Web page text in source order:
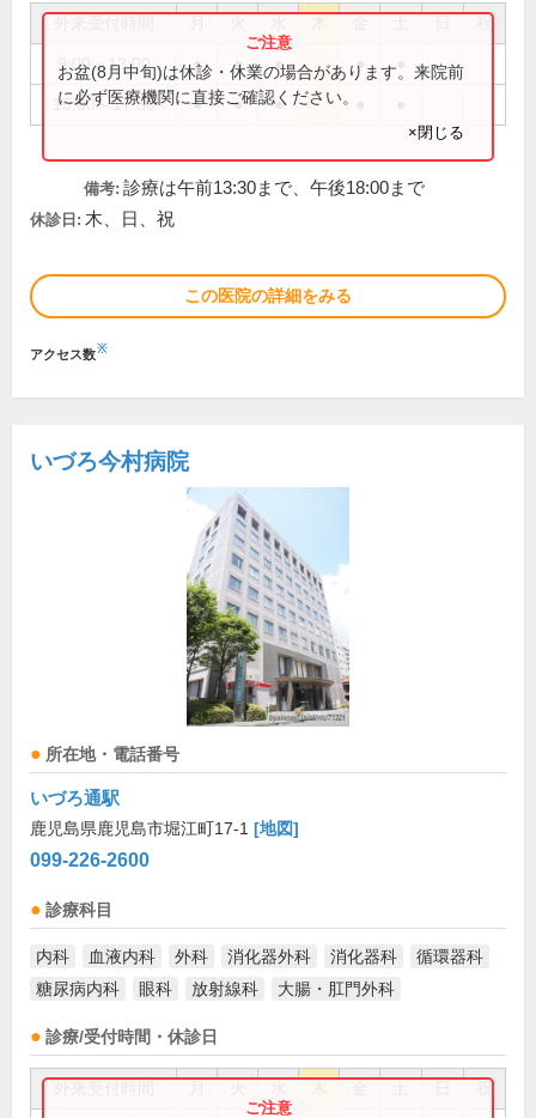
祝
9:00～13:00 ● ● ● ●
15:00～17:30 ● ● ●
お盆(8月中旬)は休診・休業の場合があります。来院前
に必ず医療機関に直接ご確認ください。
×閉じる
備考: 診療は午前13:30まで、午後18:00まで
休診日: 木、日、祝
この医院の詳細をみる
アクセス数※
いづろ今村病院
所在地・電話番号
いづろ通駅
鹿児島県鹿児島市堀江町17-1 [地図]
099-226-2600
診療科目
内科 血液内科 外科 消化器外科 消化器科
循環器科
糖尿病内科
眼科 放射線科 大腸・肛門外科
診療/受付時間・休診日
祝